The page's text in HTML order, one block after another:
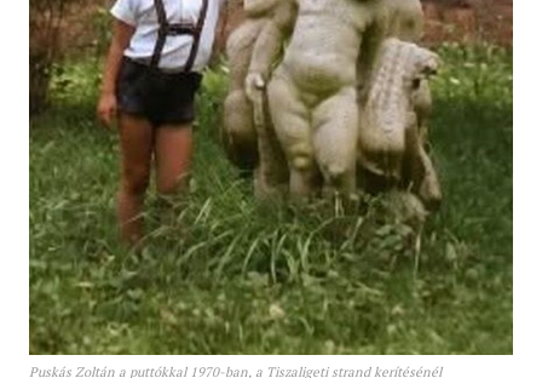
Puskás Zoltán a puttókkal 1970-ban, a Tiszaligeti strand kerítésénél